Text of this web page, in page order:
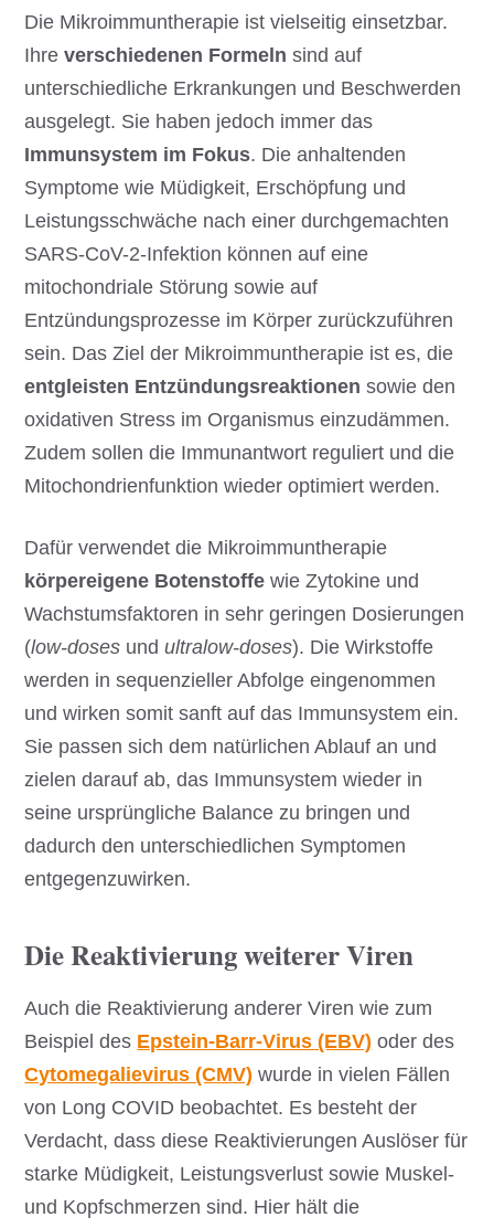
Die Mikroimmuntherapie ist vielseitig einsetzbar.
Ihreverschiedenen Formeln sind auf
unterschiedliche Erkrankungen und Beschwerden
ausgelegt. Sie haben jedoch immer das
Immunsystem im Fokus. Die anhaltenden
Symptome wie Müdigkeit, Erschöpfung und
Leistungsschwäche nach einer durchgemachten
SARS-CoV-2-Infektion können auf eine
mitochondriale Störung sowie auf
Entzündungsprozesse im Körper zurückzuführen
sein. Das Ziel der Mikroimmuntherapie ist es, die
entgleisten Entzündungsreaktionen sowie den
oxidativen Stress im Organismus einzudämmen.
Zudem sollen die Immunantwort reguliert und die
Mitochondrienfunktion wieder optimiert werden.
Dafür verwendet die Mikroimmuntherapie
körpereigene Botenstoffe wie Zytokine und
Wachstumsfaktoren in sehr geringen Dosierungen
(low-doses undultralow-doses). Die Wirkstoffe
werden in sequenzieller Abfolge eingenommen
und wirken somit sanft auf das Immunsystem ein.
Sie passen sich dem natürlichen Ablauf an und
zielen darauf ab, das Immunsystem wieder in
seine ursprüngliche Balance zu bringen und
dadurch den unterschiedlichen Symptomen
entgegenzuwirken.
Die Reaktivierung weiterer Viren
Auch die Reaktivierung anderer Viren wie zum
Beispiel des Epstein-Barr-Virus (EBV) oder des
Cytomegalievirus (CMV) wurde in vielen Fällen
von Long COVID beobachtet. Es besteht der
Verdacht, dass diese Reaktivierungen Auslöser für
starke Müdigkeit, Leistungsverlust sowie Muskel-
und Kopfschmerzen sind. Hier hält die